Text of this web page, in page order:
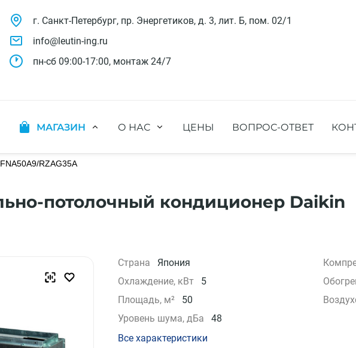
г. Санкт-Петербург, пр. Энергетиков, д. 3, лит. Б, пом. 02/1
info@leutin-ing.ru
пн-сб 09:00-17:00, монтаж 24/7
МАГАЗИН
Настенные кондиционеры
Кассетные кондиционеры
Кондиционеры без наружного блока
Компрессорно-конденсаторные блоки
Крышные кондиционеры
Прецизионные кондиционеры
О НАС
Сотрудники компании
Наши бренды
ЦЕНЫ ВОПРОС-ОТВЕТ
RZAG35A
потолочный кондиционер Daikin
Страна Япония
Охлаждение, кВт
5
Площадь, м²
50
Уровень шума, дБа
48
Все характеристики